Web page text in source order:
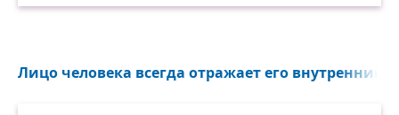
Лицо человека всегда отражает его